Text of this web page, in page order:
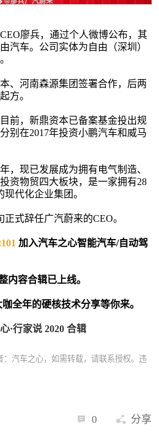
廖兵，通过个人微博公布，其
汽车。公司实体为自由（深圳）
、河南森源集团签署合作，后两
方。
前，新鼎资本已备案基金投出规
别在2017年投资小鹏汽车和威马
，现已发展成为拥有电气制造、
资物贸四大板块，是一家拥有28
代化企业集团。
式辞任广汽蔚来的CEO。
加入汽车之心智能汽车/自动驾
内容合辑已上线。
全年的硬核技术分享等你来。
·行家说 2020 合辑
汽车之心，如需转载，请联系授权。违
0 分享